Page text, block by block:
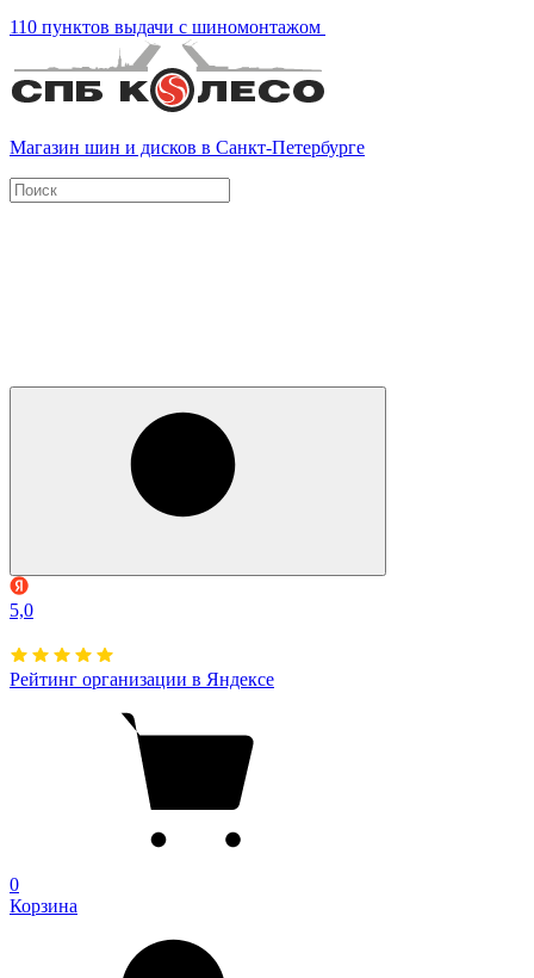
110 пунктов выдачи с шиномонтажом
Магазин шин и дисков в Санкт-Петербурге
5,0
Рейтинг организации в Яндексе
0
Корзина